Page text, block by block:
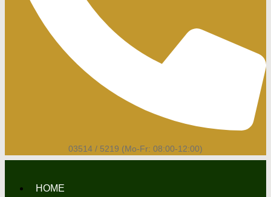
03514 / 5219 (Mo-Fr: 08:00-12:00)
HOME